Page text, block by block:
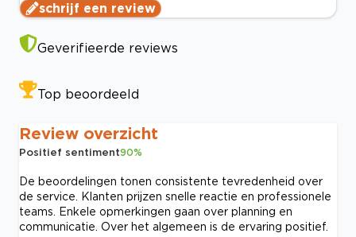
schrijf een review
Geverifieerde reviews
Top beoordeeld
Review overzicht
Positief sentiment90%
De beoordelingen tonen consistente tevredenheid over
de service. Klanten prijzen snelle reactie en professionele
teams. Enkele opmerkingen gaan over planning en
communicatie. Over het algemeen is de ervaring positief.